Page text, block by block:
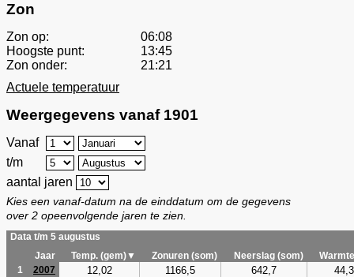
Zon
Zon op:
06:08
Hoogste punt:
13:45
Zon onder:
21:21
Actuele temperatuur
Weergegevens vanaf 1901
Vanaf
t/m
aantal jaren
Kies een vanaf-datum na de einddatum om de gegevens
over 2 opeenvolgende jaren te zien.
Data t/m 5 augustus
Jaar
Temp. (gem)▼ Zonuren (som) Neerslag (som)
1
2007 12,02 1166,5 642,7 44,3